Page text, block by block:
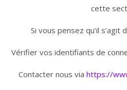
cette
Si vous pensez qu’il s’agit
Vérifier vos identifiants de
Contacter nous via https://